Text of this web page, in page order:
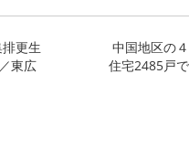
更生
東広
中国地区の
住宅2485戸